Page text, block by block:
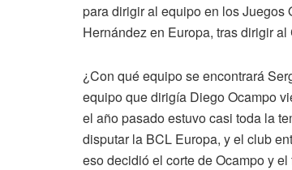
para dirigir al equipo en los
Hernández en Europa, tras dirigir
¿Con qué equipo se encontrará
equipo que dirigía Diego Ocampo
el año pasado estuvo casi toda la
disputar la BCL Europa, y el club
eso decidió el corte de Ocampo y